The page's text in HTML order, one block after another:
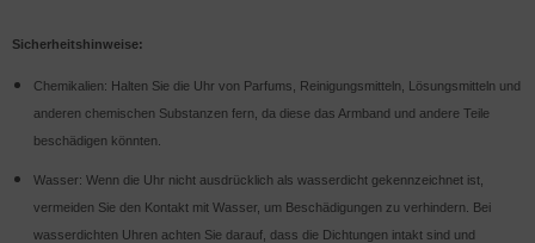
Sicherheitshinweise:
Chemikalien: Halten Sie die Uhr von Parfums, Reinigungsmitteln, Lösungsmitteln und
anderen chemischen Substanzen fern, da diese das Armband und andere Teile
beschädigen könnten.
Wasser: Wenn die Uhr nicht ausdrücklich als wasserdicht gekennzeichnet ist,
vermeiden Sie den Kontakt mit Wasser, um Beschädigungen zu verhindern. Bei
wasserdichten Uhren achten Sie darauf, dass die Dichtungen intakt sind und